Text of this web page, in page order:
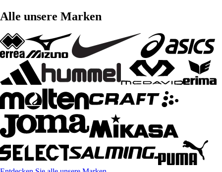
Alle unsere Marken